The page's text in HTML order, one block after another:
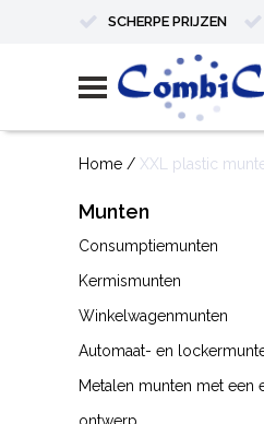
SCHERPE PRIJZEN
Home / XXL plastic
Munten
Consumptiemunten
Kermismunten
Winkelwagenmunten
Automaat- en
Metalen munten met een